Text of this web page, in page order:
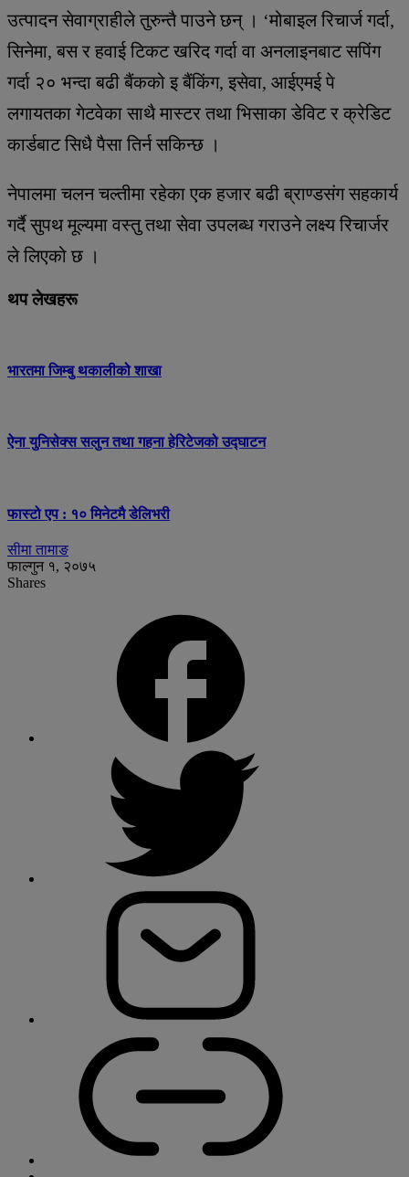
उत्पादन सेवाग्राहीले तुरुन्तै पाउने छन् । ‘मोबाइल रिचार्ज गर्दा,
सिनेमा, बस र हवाई टिकट खरिद गर्दा वा अनलाइनबाट सपिंग
गर्दा २० भन्दा बढी बैंकको इ बैंकिंग, इसेवा, आईएमई पे
लगायतका गेटवेका साथै मास्टर तथा भिसाका डेविट र क्रेडिट
कार्डबाट सिधै पैसा तिर्न सकिन्छ ।
नेपालमा चलन चल्तीमा रहेका एक हजार बढी ब्राण्डसंग सहकार्य
गर्दै सुपथ मूल्यमा वस्तु तथा सेवा उपलब्ध गराउने लक्ष्य रिचार्जर
ले लिएको छ ।
थप लेखहरू
भारतमा जिम्बु थकालीको शाखा
ऐना युनिसेक्स सलुन तथा गहना हेरिटेजको उद्घाटन
फास्टो एप : १० मिनेटमै डेलिभरी
सीमा तामाङ
फाल्गुन १, २०७५
Shares